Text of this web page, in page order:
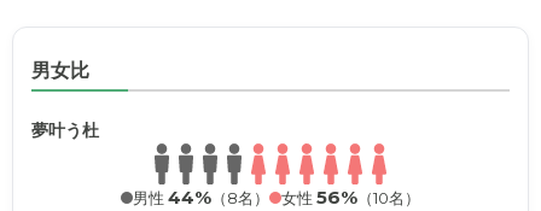
男女比
夢叶う杜
男性 44% （8名） 女性 56% （10名）